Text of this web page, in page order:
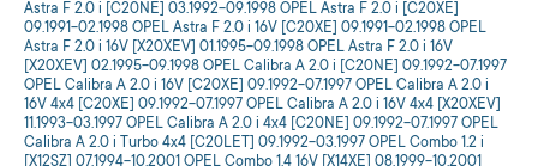
Astra F 2.0 i [C20NE] 03.1992-09.1998 OPEL Astra F 2.0 i [C20XE]
09.1991-02.1998 OPEL Astra F 2.0 i 16V [C20XE] 09.1991-02.1998 OPEL
Astra F 2.0 i 16V [X20XEV] 01.1995-09.1998 OPEL Astra F 2.0 i 16V
[X20XEV] 02.1995-09.1998 OPEL Calibra A 2.0 i [C20NE] 09.1992-07.1997
OPEL Calibra A 2.0 i 16V [C20XE] 09.1992-07.1997 OPEL Calibra A 2.0 i
16V 4x4 [C20XE] 09.1992-07.1997 OPEL Calibra A 2.0 i 16V 4x4 [X20XEV]
11.1993-03.1997 OPEL Calibra A 2.0 i 4x4 [C20NE] 09.1992-07.1997 OPEL
Calibra A 2.0 i Turbo 4x4 [C20LET] 09.1992-03.1997 OPEL Combo 1.2 i
[X12SZ] 07.1994-10.2001 OPEL Combo 1.4 16V [X14XE] 08.1999-10.2001